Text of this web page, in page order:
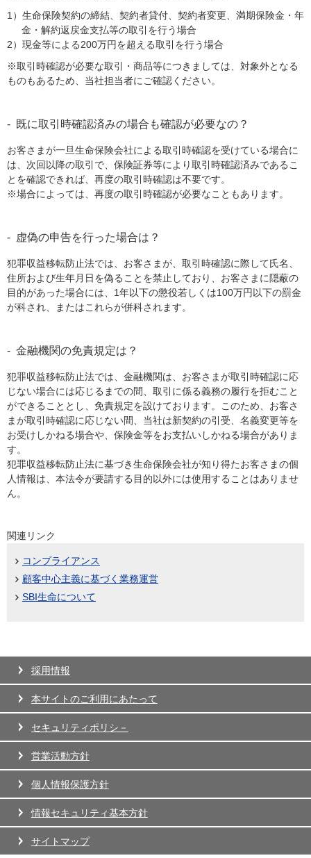
1）生命保険契約の締結、契約者貸付、契約者変更、満期保険金・年
金・解約返戻金支払等の取引を行う場合
2）現金等による200万円を超える取引を行う場合
※取引時確認が必要な取引・商品等につきましては、対象外となる
ものもあるため、当社担当者にご確認ください。
既に取引時確認済みの場合も確認が必要なの？
お客さまが一旦生命保険会社による取引時確認を受けている場合に
は、次回以降の取引で、保険証券等により取引時確認済みであるこ
とを確認できれば、再度の取引時確認は不要です。
※場合によっては、再度の取引時確認が必要なこともあります。
虚偽の申告を行った場合は？
犯罪収益移転防止法では、お客さまが、取引時確認に際して氏名、
住所および生年月日を偽ることを禁止しており、お客さまに隠蔽の
目的があった場合には、1年以下の懲役若しくは100万円以下の罰金
が科され、またはこれらが併科されます。
金融機関の免責規定は？
犯罪収益移転防止法では、金融機関は、お客さまが取引時確認に応
じない場合には応じるまでの間、取引に係る義務の履行を拒むこと
ができることとし、免責規定を設けております。このため、お客さ
まが取引時確認に応じない間、当社は新契約の引受、名義変更等を
お受けしかねる場合や、保険金等をお支払いしかねる場合がありま
す。
犯罪収益移転防止法に基づき生命保険会社が知り得たお客さまの個
人情報は、本法令が要請する目的以外には使用することはありませ
ん。
関連リンク
コンプライアンス
顧客中心主義に基づく業務運営
SBI生命について
採用情報
本サイトのご利用にあたって
セキュリティポリシ－
営業活動方針
個人情報保護方針
情報セキュリティ基本方針
サイトマップ